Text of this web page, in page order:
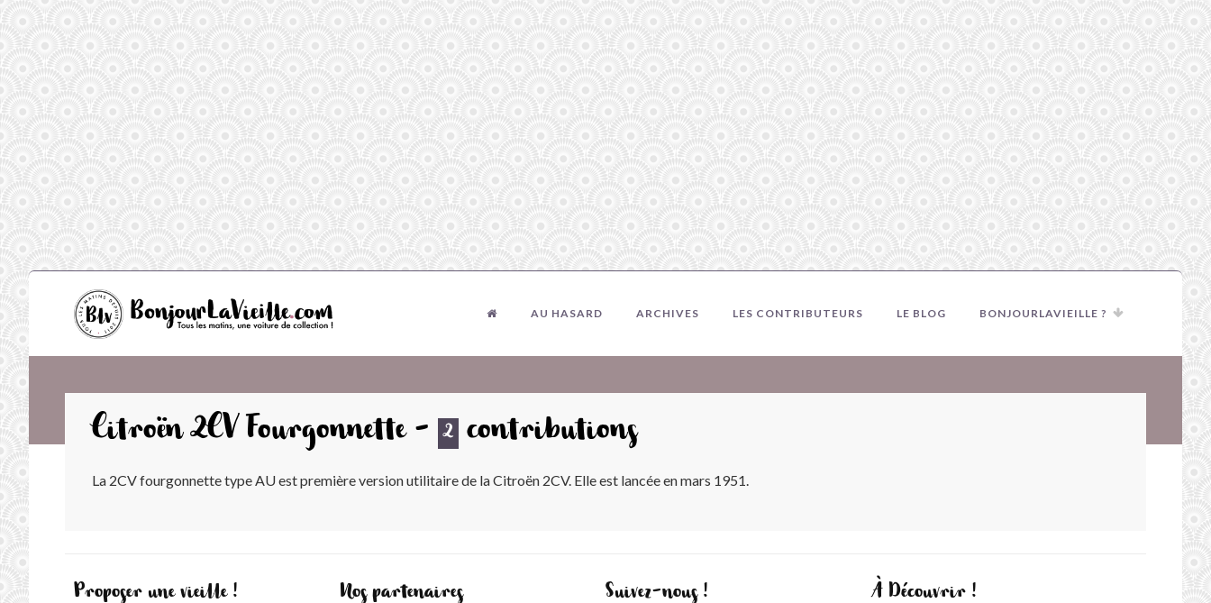
AU HASARD ARCHIVES LES CONTRIBUTEURS LE BLOG BONJOURLAVIEILLE ?
Citroën 2CV Fourgonnette - 2 contributions
La 2CV fourgonnette type AU est première version utilitaire de la Citroën 2CV. Elle est lancée en mars 1951.
Proposer une vieille ! Nos partenaires Suivez-nous ! À Découvrir !